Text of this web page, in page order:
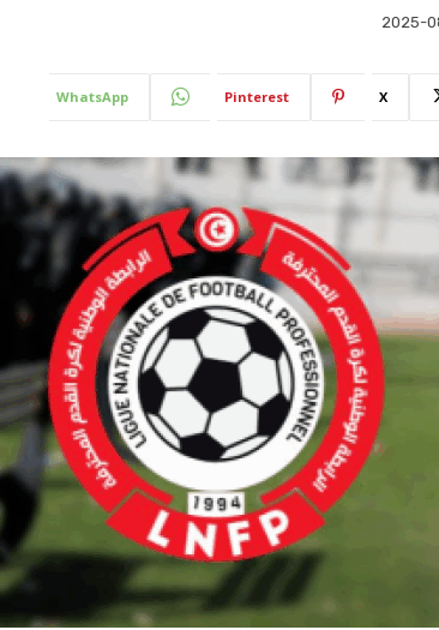
2025-
X
Pinterest
WhatsApp